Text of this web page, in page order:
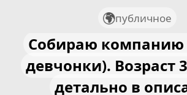
публичное
Собираю компанию
девчонки). Возраст
детально в